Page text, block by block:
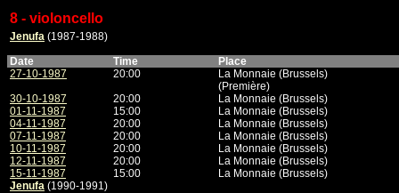
8 - violoncello
Jenufa (1987-1988)
Date
Time
Place
27-10-1987
20:00
La Monnaie (Brussels)
(Première)
30-10-1987
20:00
La Monnaie (Brussels)
01-11-1987
15:00
La Monnaie (Brussels)
04-11-1987
20:00
La Monnaie (Brussels)
07-11-1987
20:00
La Monnaie (Brussels)
10-11-1987
20:00
La Monnaie (Brussels)
12-11-1987
20:00
La Monnaie (Brussels)
15-11-1987
15:00
La Monnaie (Brussels)
Jenufa (1990-1991)